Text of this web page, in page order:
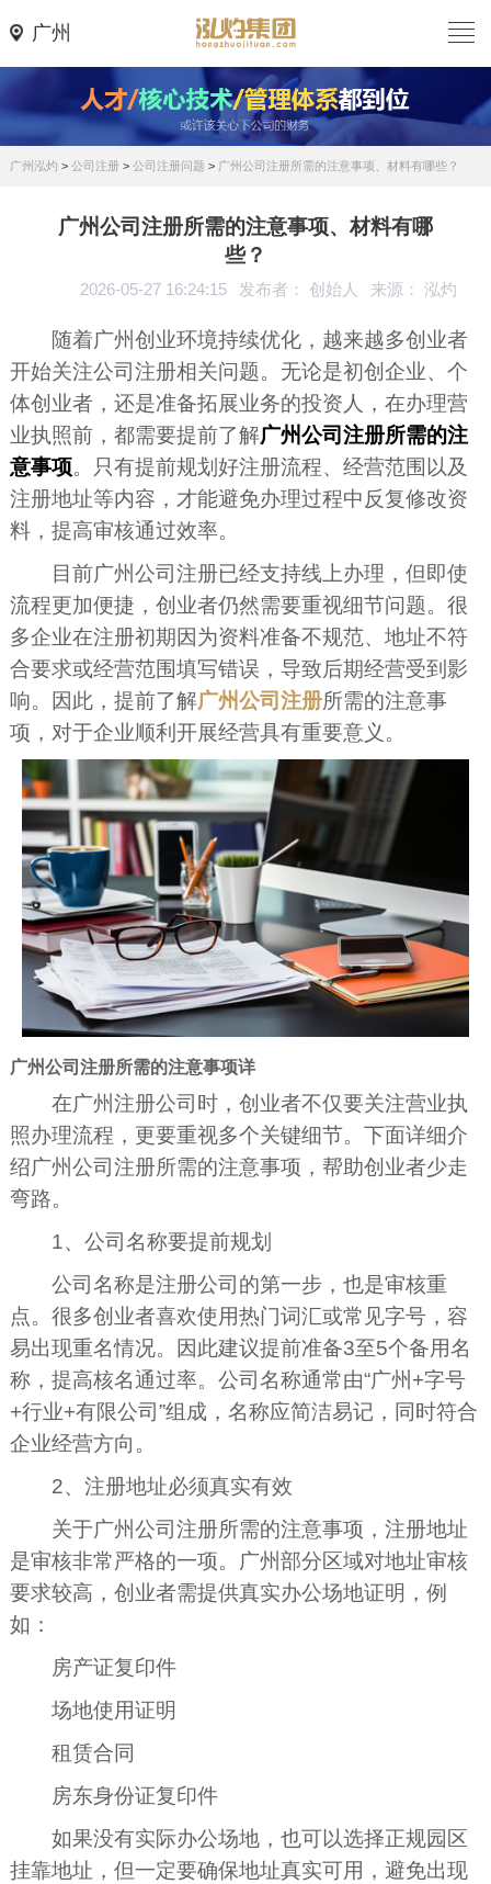
广州
广州泓灼 > 公司注册> 公司注册问题 > 广州公司注册所需的注意事项、材料有哪些？
广州公司注册所需的注意事项、材料有哪
些？
2026-05-27 16:24:15 发布者： 创始人 来源： 泓灼
随着广州创业环境持续优化，越来越多创业者
开始关注公司注册相关问题。无论是初创企业、个
体创业者，还是准备拓展业务的投资人，在办理营
业执照前，都需要提前了解广州公司注册所需的注
意事项。只有提前规划好注册流程、经营范围以及
注册地址等内容，才能避免办理过程中反复修改资
料，提高审核通过效率。
目前广州公司注册已经支持线上办理，但即使
流程更加便捷，创业者仍然需要重视细节问题。很
多企业在注册初期因为资料准备不规范、地址不符
合要求或经营范围填写错误，导致后期经营受到影
响。因此，提前了解广州公司注册所需的注意事
项，对于企业顺利开展经营具有重要意义。
广州公司注册所需的注意事项详
在广州注册公司时，创业者不仅要关注营业执
照办理流程，更要重视多个关键细节。下面详细介
绍广州公司注册所需的注意事项，帮助创业者少走
弯路。
1、公司名称要提前规划
公司名称是注册公司的第一步，也是审核重
点。很多创业者喜欢使用热门词汇或常见字号，容
易出现重名情况。因此建议提前准备3至5个备用名
称，提高核名通过率。公司名称通常由“广州+字号
+行业+有限公司”组成，名称应简洁易记，同时符合
企业经营方向。
2、注册地址必须真实有效
关于广州公司注册所需的注意事项，注册地址
是审核非常严格的一项。广州部分区域对地址审核
要求较高，创业者需提供真实办公场地证明，例
如：
房产证复印件
场地使用证明
租赁合同
房东身份证复印件
如果没有实际办公场地，也可以选择正规园区
挂靠地址，但一定要确保地址真实可用，避免出现